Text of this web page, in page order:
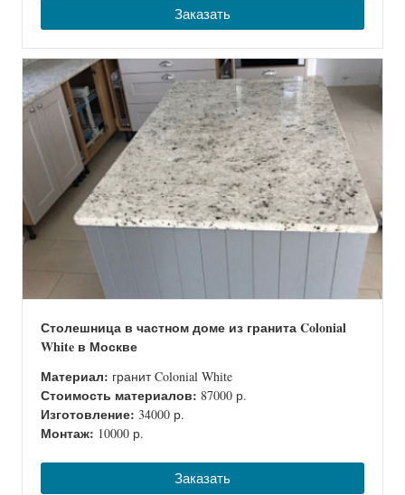
Заказать
Столешница в частном доме из гранита Colonial
White в Москве
Материал: гранит Colonial White
Стоимость материалов: 87000 р.
Изготовление: 34000 р.
Монтаж: 10000 р.
Заказать